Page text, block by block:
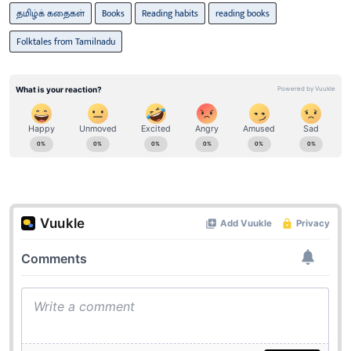
தமிழ்க் கதைகள் Books Reading habits
reading books
Folktales from Tamilnadu